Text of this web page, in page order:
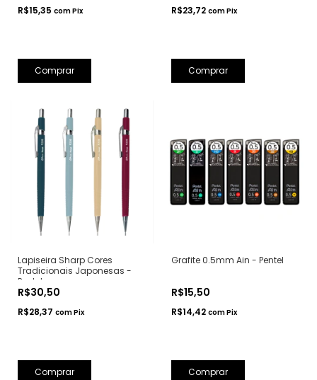
R$15,35 comPix
Comprar
R$23,72 comPix
Comprar
Lapiseira Sharp Cores
Tradicionais Japonesas -
Pentel
R$30,50
R$28,37 comPix
Comprar
Grafite 0.5mm Ain - Pentel
R$15,50
R$14,42 comPix
Comprar